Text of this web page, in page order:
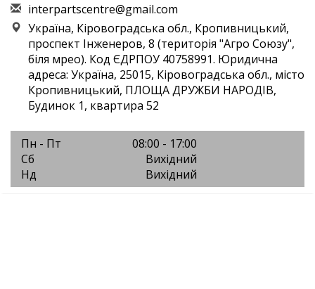
interpartscentre@gmail.com
Україна, Кіровоградська обл., Кропивницький,
проспект Інженеров, 8 (територія "Агро Союзу",
біля мрео). Код ЄДРПОУ 40758991. Юридична
адреса: Україна, 25015, Кіровоградська обл., місто
Кропивницький, ПЛОЩА ДРУЖБИ НАРОДІВ,
Будинок 1, квартира 52
Пн - Пт
08:00 - 17:00
Сб
Вихідний
Нд
Вихідний